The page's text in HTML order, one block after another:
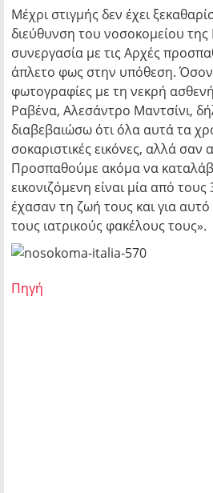
Μέχρι στιγμής δεν έχει
διεύθυνση του νοσοκομείου
συνεργασία με τις Αρχές
άπλετο φως στην υπόθεση.
φωτογραφίες με τη νεκρή
Ραβένα, Αλεσάντρο Μαντσίνι,
διαβεβαιώσω ότι όλα αυτά τα
σοκαριστικές εικόνες, αλλά σαν
Προσπαθούμε ακόμα να
εικονιζόμενη είναι μία από
έχασαν τη ζωή τους και για
τους ιατρικούς φακέλους τους».
Πηγή